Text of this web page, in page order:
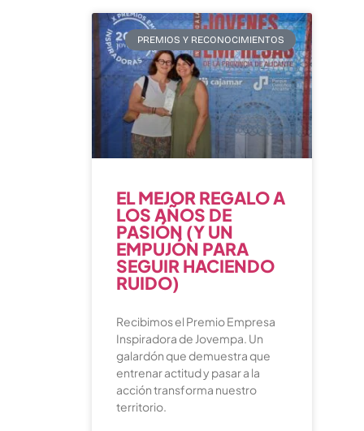
PREMIOS Y RECONOCIMIENTOS
EL MEJOR REGALO A
LOS AÑOS DE
PASIÓN (Y UN
EMPUJÓN PARA
SEGUIR HACIENDO
RUIDO)
Recibimos el Premio Empresa
Inspiradora de Jovempa. Un
galardón que demuestra que
entrenar actitud y pasar a la
acción transforma nuestro
territorio.